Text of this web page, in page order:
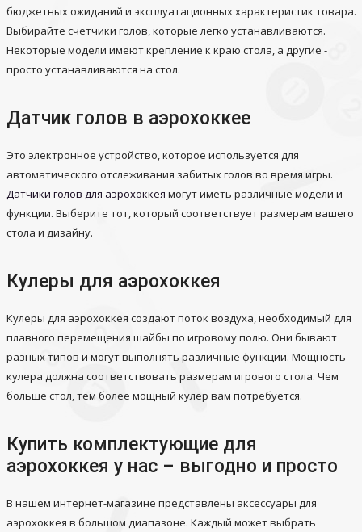
бюджетных ожиданий и эксплуатационных характеристик товара.
Выбирайте счетчики голов, которые легко устанавливаются.
Некоторые модели имеют крепление к краю стола, а другие -
просто устанавливаются на стол.
Датчик голов в аэрохоккее
Это электронное устройство, которое используется для
автоматического отслеживания забитых голов во время игры.
Датчики голов для аэрохоккея могут иметь различные модели и
функции. Выберите тот, который соответствует размерам вашего
стола и дизайну.
Кулеры для аэрохоккея
Кулеры для аэрохоккея создают поток воздуха, необходимый для
плавного перемещения шайбы по игровому полю. Они бывают
разных типов и могут выполнять различные функции. Мощность
кулера должна соответствовать размерам игрового стола. Чем
больше стол, тем более мощный кулер вам потребуется.
Купить комплектующие для
аэрохоккея у нас – выгодно и просто
В нашем интернет-магазине представлены аксессуары для
аэрохоккея в большом диапазоне. Каждый может выбрать